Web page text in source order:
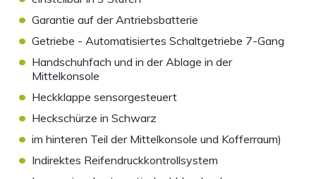
• Garantie auf der Antriebsbatterie
• Getriebe - Automatisiertes Schaltgetriebe 7-Gang
• Handschuhfach und in der Ablage in der
Mittelkonsole
• Heckklappe sensorgesteuert
• Heckschürze in Schwarz
• im hinteren Teil der Mittelkonsole und Kofferraum)
• Indirektes Reifendruckkontrollsystem